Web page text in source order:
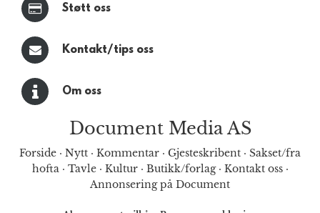
Støtt oss
Kontakt/tips oss
Om oss
Document Media AS
Forside · Nytt · Kommentar · Gjesteskribent · Sakset/fra
hofta· Tavle· Kultur· Butikk/forlag· Kontakt oss·
Annonsering på Document